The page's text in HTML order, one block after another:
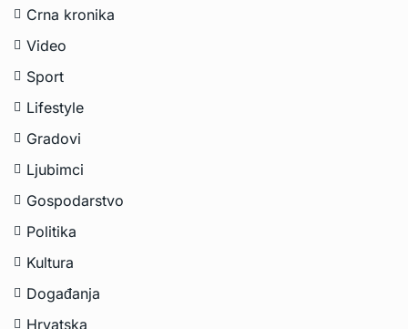
Crna kronika
Video
Sport
Lifestyle
Gradovi
Ljubimci
Gospodarstvo
Politika
Kultura
Događanja
Hrvatska